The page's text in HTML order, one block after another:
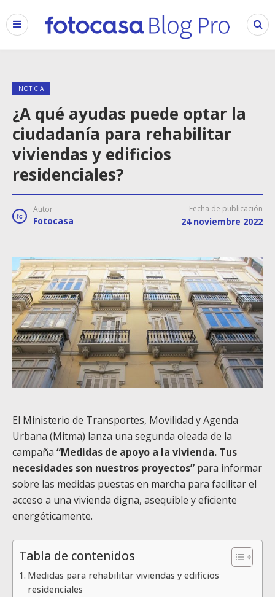
NOTICIA
¿A qué ayudas puede optar la
ciudadanía para rehabilitar
viviendas y edificios
residenciales?
Autor
Fotocasa
Fecha de publicación
24 noviembre 2022
El Ministerio de Transportes, Movilidad y Agenda
Urbana (Mitma) lanza una segunda oleada de la
campaña “Medidas de apoyo a la vivienda. Tus
necesidades son nuestros proyectos” para informar
sobre las medidas puestas en marcha para facilitar el
acceso a una vivienda digna, asequible y eficiente
energéticamente.
Tabla de contenidos
Medidas para rehabilitar viviendas y edificios
residenciales